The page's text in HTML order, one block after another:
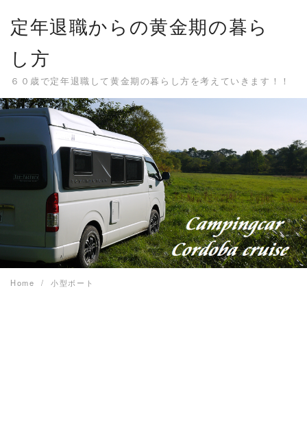
content
定年退職からの黄金期の暮ら
し方
６０歳で定年退職して黄金期の暮らし方を考えていきます！！
Home 小型ボート